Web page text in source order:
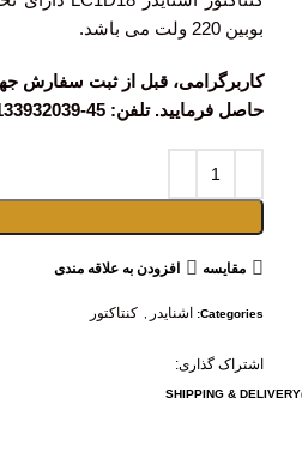
بوبین 220 ولت می باشد.
کاربرگرامی، قبل از ثبت سفارش
حاصل فرمایید. تلفن: 45-03133932039 داخلی (113)
مقايسه افزودن به علاقه مندی
Categories: اشنایدر کنتاکتور
اشتراک گذاری:
SHIPPING & DELIVERY